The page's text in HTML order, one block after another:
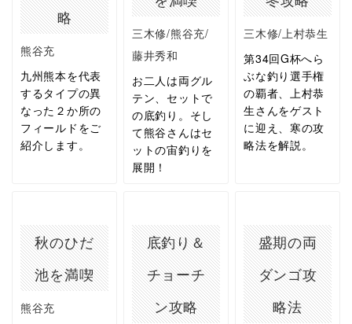
略
熊谷充
九州熊本を代表
するタイプの異
なった２か所の
フィールドをご
紹介します。
三木修/熊谷充/
藤井秀和
お二人は両グル
テン、セットで
の底釣り。そし
て熊谷さんはセ
ットの宙釣りを
展開！
三木修/上村恭生
第34回G杯へら
ぶな釣り選手権
の覇者、上村恭
生さんをゲスト
に迎え、寒の攻
略法を解説。
秋のひだ
池を満喫
熊谷充
底釣り＆
チョーチ
ン攻略
盛期の両
ダンゴ攻
略法